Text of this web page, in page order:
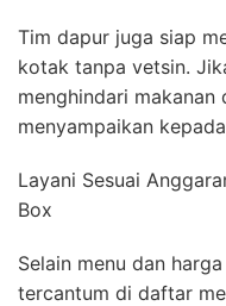
Tim dapur juga siap
kotak tanpa vetsin.
menghindari makanan
menyampaikan
Layani Sesuai
Box
Selain menu dan harga
tercantum di daftar